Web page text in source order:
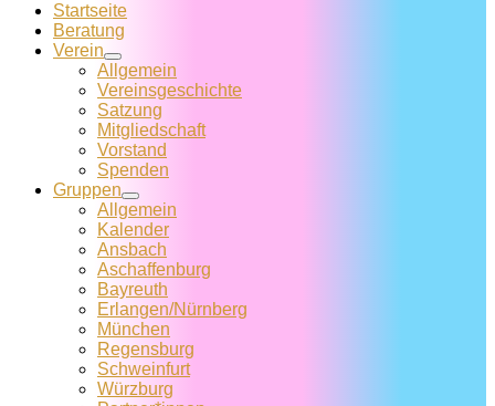
Startseite
Beratung
Verein
Allgemein
Vereins­geschichte
Satzung
Mitglied­schaft
Vorstand
Spenden
Gruppen
Allgemein
Kalender
Ansbach
Aschaffenburg
Bayreuth
Erlangen/Nürnberg
München
Regensburg
Schweinfurt
Würzburg